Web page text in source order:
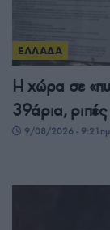
ΕΛΛΑΔΑ
Η χώρα σε
39άρια,
9/08/2026 - 9:21πμ